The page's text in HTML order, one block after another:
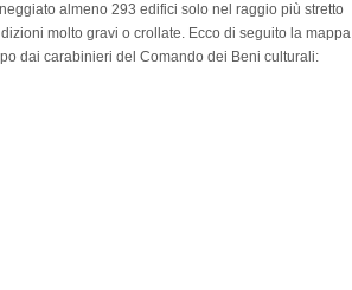
almeno 293 edifici solo nel raggio più stretto
molto gravi o crollate. Ecco di seguito la mappa
dai carabinieri del Comando dei Beni culturali: